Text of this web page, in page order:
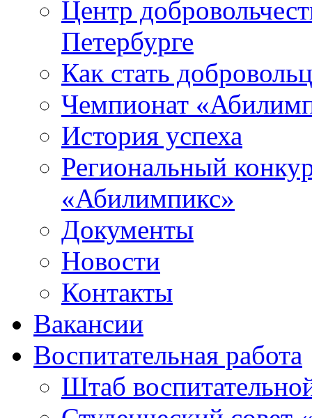
Центр
Петербурге
Как стать
Чемпионат
История успеха
Региональный
«Абилимпикс»
Документы
Новости
Контакты
Вакансии
Воспитательная работа
Штаб